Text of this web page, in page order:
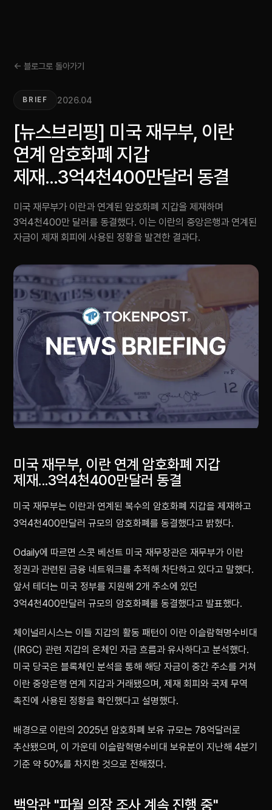
← 블로그로 돌아가기
BRIEF 2026.04
[뉴스브리핑] 미국 재무부, 이란
연계 암호화폐 지갑
제재...3억4천400만달러 동결
미국 재무부가 이란과 연계된 암호화폐 지갑을 제재하며
3억4천400만 달러를 동결했다. 이는 이란의 중앙은행과 연계된
자금이 제재 회피에 사용된 정황을 발견한 결과다.
미국 재무부, 이란 연계 암호화폐 지갑
제재...3억4천400만달러 동결
미국 재무부는 이란과 연계된 복수의 암호화폐 지갑을 제재하고
3억4천400만달러 규모의 암호화폐를 동결했다고 밝혔다.
Odaily에 따르면 스콧 베선트 미국 재무장관은 재무부가 이란
정권과 관련된 금융 네트워크를 추적해 차단하고 있다고 말했다.
앞서 테더는 미국 정부를 지원해 2개 주소에 있던
3억4천400만달러 규모의 암호화폐를 동결했다고 발표했다.
체이널리시스는 이들 지갑의 활동 패턴이 이란 이슬람혁명수비대
(IRGC) 관련 지갑의 온체인 자금 흐름과 유사하다고 분석했다.
미국 당국은 블록체인 분석을 통해 해당 자금이 중간 주소를 거쳐
이란 중앙은행 연계 지갑과 거래됐으며, 제재 회피와 국제 무역
촉진에 사용된 정황을 확인했다고 설명했다.
배경으로 이란의 2025년 암호화폐 보유 규모는 78억달러로
추산됐으며, 이 가운데 이슬람혁명수비대 보유분이 지난해 4분기
기준 약 50%를 차지한 것으로 전해졌다.
백악관 "파월 의장 조사 계속 진행 중"